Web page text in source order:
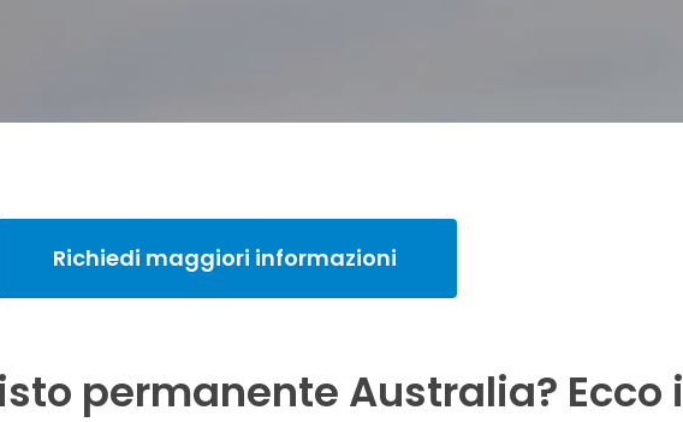
Richiedi maggiori informazioni
permanente Australia? Ecco i